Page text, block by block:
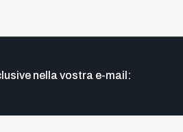
nella vostra e-mail: